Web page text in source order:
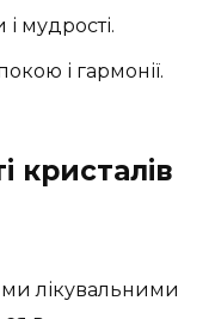
мудрості.
і гармонії.
кристалів
лікувальними